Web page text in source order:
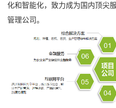
化和智能化，致力成为国内顶尖
管理公司。